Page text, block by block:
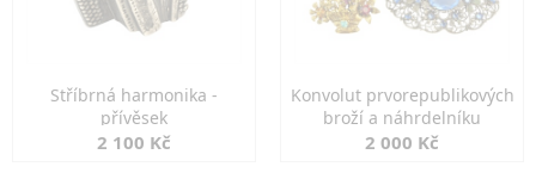
Stříbrná harmonika -
přívěsek
2 100 Kč
Konvolut prvorepublikových
broží a náhrdelníku
2 000 Kč